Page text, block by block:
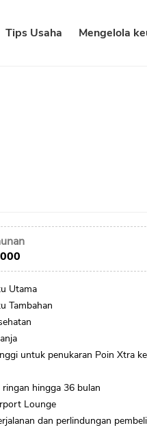
Tips Usaha Mengelola
Utama
Tambahan
untuk penukaran Poin Xtra
hingga 36 bulan
Lounge
dan perlindungan